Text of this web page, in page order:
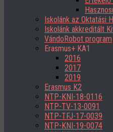
Iskolánk az Oktatási
Iskolánk akkreditált
VándoRobot program
Erasmus+ KA1
2016
2017
2019
Erasmus K2
NTP-KNI-18-0116
NTP-TV-13-0091
NTP-TFJ-17-0039
NTP-KNI-19-0074